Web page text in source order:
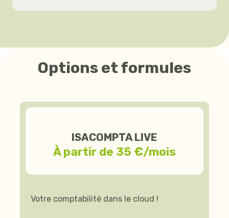
Options et formules
ISACOMPTA LIVE
À partir de 35 €/mois
Votre comptabilité dans le cloud !